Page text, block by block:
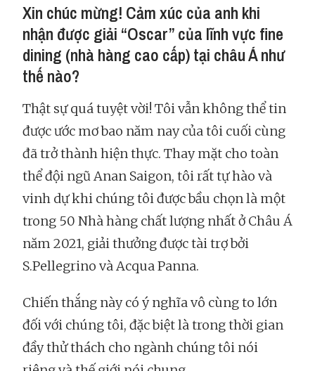
Xin chúc mừng! Cảm xúc của anh khi
nhận được giải “Oscar” của lĩnh vực fine
dining (nhà hàng cao cấp) tại châu Á như
thế nào?
Thật sự quá tuyệt vời! Tôi vẫn không thể tin
được ước mơ bao năm nay của tôi cuối cùng
đã trở thành hiện thực. Thay mặt cho toàn
thể đội ngũ Anan Saigon, tôi rất tự hào và
vinh dự khi chúng tôi được bầu chọn là một
trong 50 Nhà hàng chất lượng nhất ở Châu Á
năm 2021, giải thưởng được tài trợ bởi
S.Pellegrino và Acqua Panna.
Chiến thắng này có ý nghĩa vô cùng to lớn
đối với chúng tôi, đặc biệt là trong thời gian
đầy thử thách cho ngành chúng tôi nói